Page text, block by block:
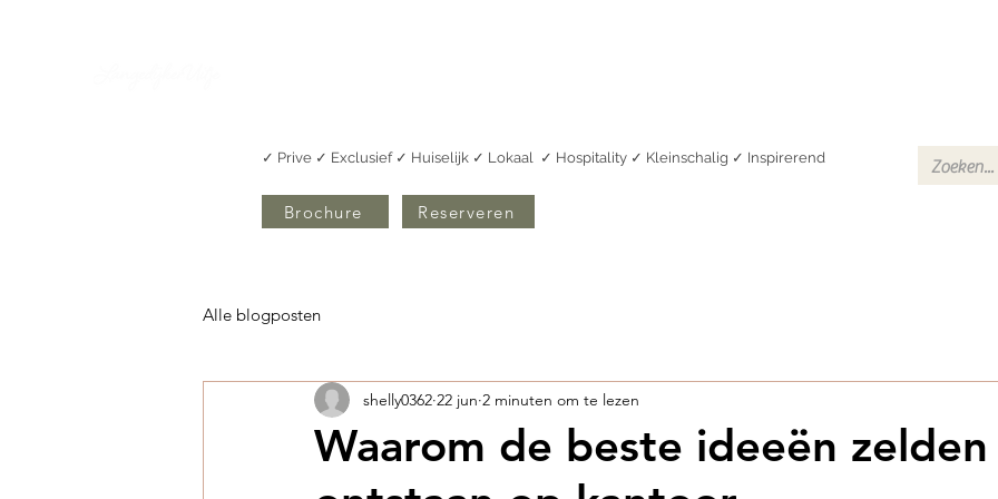
✓ Prive ✓ Exclusief ✓ Huiselijk ✓ Lokaal ✓ Hospitality ✓ Kleinschalig ✓ Inspirerend
Brochure Reserveren
Alle blogposten
Waarom de beste ideeën zelden
shelly0362 22 jun 2 minuten om te lezen